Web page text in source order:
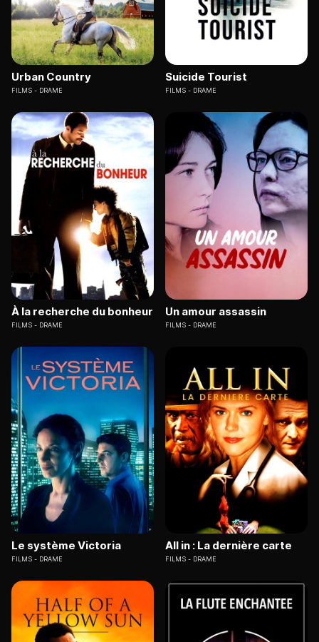
Urban Country
FILMS DRAME
Suicide Tourist
FILMS DRAME
À la recherche du bonheur
FILMS DRAME
Un amour assassin
FILMS DRAME
Le système Victoria
FILMS DRAME
All in : La dernière carte
FILMS DRAME